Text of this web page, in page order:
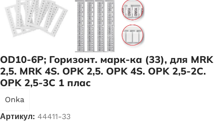
OD10-6P; Горизонт. марк-ка (33), для MRK
2,5. MRK 4S. OPK 2,5. OPK 4S. OPK 2,5-2C.
OPK 2,5-3C 1 плас
Onka
Артикул: 44411-33